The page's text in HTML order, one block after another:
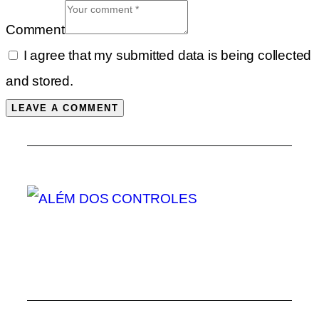
Comment
I agree that my submitted data is being collected
and stored.